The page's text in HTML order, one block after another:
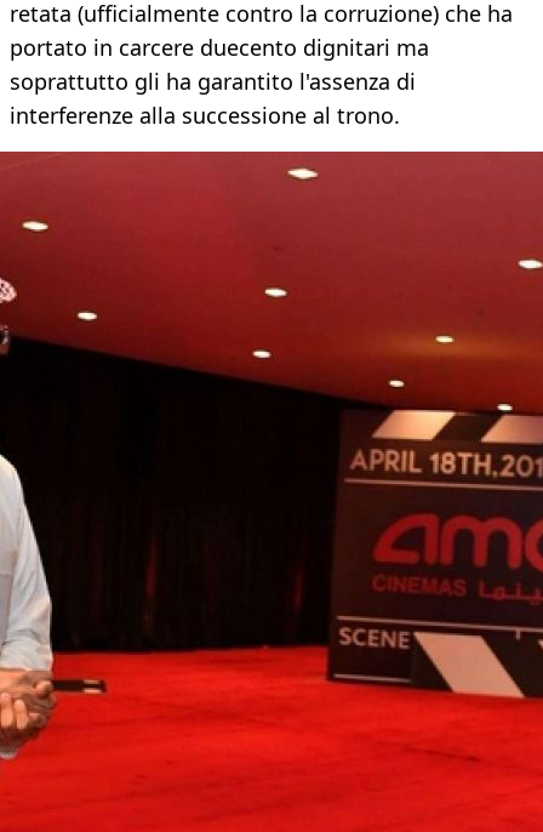
retata (ufficialmente contro la corruzione) che ha
portato in carcere duecento dignitari ma
soprattutto gli ha garantito l'assenza di
interferenze alla successione al trono.